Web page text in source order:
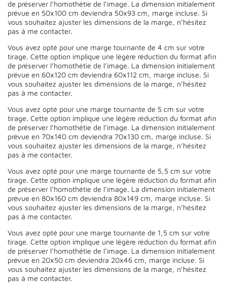
de préserver l’homothétie de l’image. La dimension initialement
prévue en 50x100 cm deviendra 50x93 cm, marge incluse. Si
vous souhaitez ajuster les dimensions de la marge, n’hésitez
pas à me contacter.
Vous avez opté pour une marge tournante de 4 cm sur votre
tirage. Cette option implique une légère réduction du format afin
de préserver l’homothétie de l’image. La dimension initialement
prévue en 60x120 cm deviendra 60x112 cm, marge incluse. Si
vous souhaitez ajuster les dimensions de la marge, n’hésitez
pas à me contacter.
Vous avez opté pour une marge tournante de 5 cm sur votre
tirage. Cette option implique une légère réduction du format afin
de préserver l’homothétie de l’image. La dimension initialement
prévue en 70x140 cm deviendra 70x130 cm, marge incluse. Si
vous souhaitez ajuster les dimensions de la marge, n’hésitez
pas à me contacter.
Vous avez opté pour une marge tournante de 5,5 cm sur votre
tirage. Cette option implique une légère réduction du format afin
de préserver l’homothétie de l’image. La dimension initialement
prévue en 80x160 cm deviendra 80x149 cm, marge incluse. Si
vous souhaitez ajuster les dimensions de la marge, n’hésitez
pas à me contacter.
Vous avez opté pour une marge tournante de 1,5 cm sur votre
tirage. Cette option implique une légère réduction du format afin
de préserver l’homothétie de l’image. La dimension initialement
prévue en 20x50 cm deviendra 20x46 cm, marge incluse. Si
vous souhaitez ajuster les dimensions de la marge, n’hésitez
pas à me contacter.